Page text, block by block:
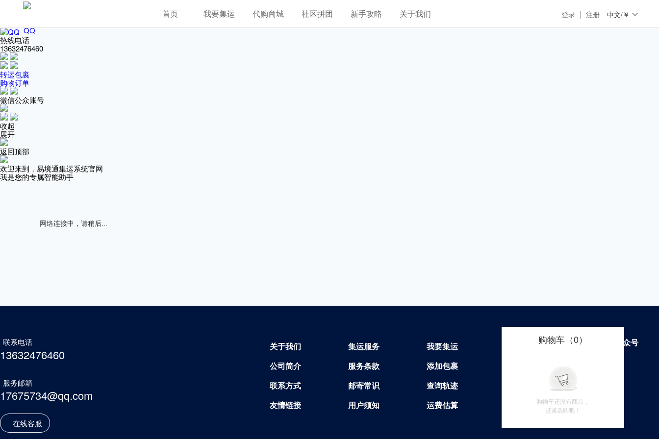
QQ
热线电话
13632476460
购物车（0）
购物车还没有商品，
赶紧选购吧！
转运包裹
购物订单
微信公众账号
收起
展开
返回顶部
欢迎来到，易境通集运系统官网
我是您的专属智能助手
首页 我要集运 代购商城 社区拼团 新手攻略 关于我们 登录 | 注册 中文/￥
联系电话
13632476460
服务邮箱
17675734@qq.com
在线客服
关于我们
公司简介
联系方式
友情链接
集运服务
服务条款
邮寄常识
用户须知
我要集运
添加包裹
查询轨迹
运费估算
关注微信公众号